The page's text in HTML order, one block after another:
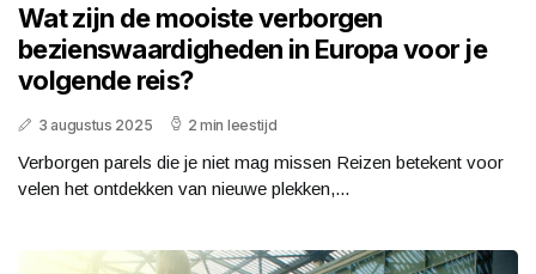
Wat zijn de mooiste verborgen
bezienswaardigheden in Europa voor je
volgende reis?
3 augustus 2025 2 min leestijd
Verborgen parels die je niet mag missen Reizen betekent voor
velen het ontdekken van nieuwe plekken,...